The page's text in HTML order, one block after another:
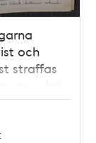
och
straffas
smusslat